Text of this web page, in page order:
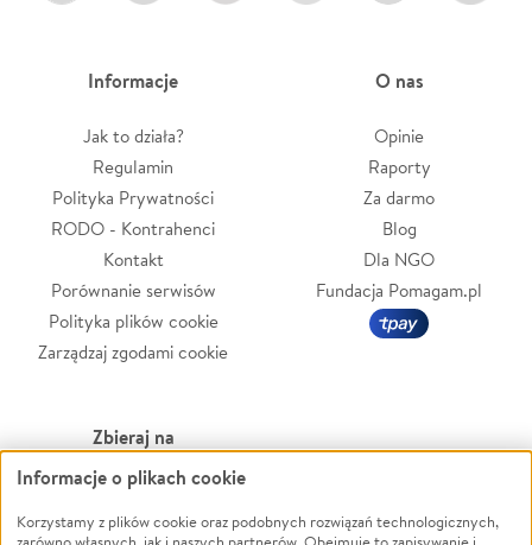
Informacje
Jak to działa?
Regulamin
Polityka Prywatności
RODO - Kontrahenci
Kontakt
Porównanie serwisów
Polityka plików cookie
Zarządzaj zgodami cookie
O nas
Opinie
Raporty
Za darmo
Blog
Dla NGO
Fundacja Pomagam.pl
Zbieraj na
Leczenie
Zwierzęta
Powódź
Informacje o plikach cookie
Korzystamy z plików cookie oraz podobnych rozwiązań technologicznych,